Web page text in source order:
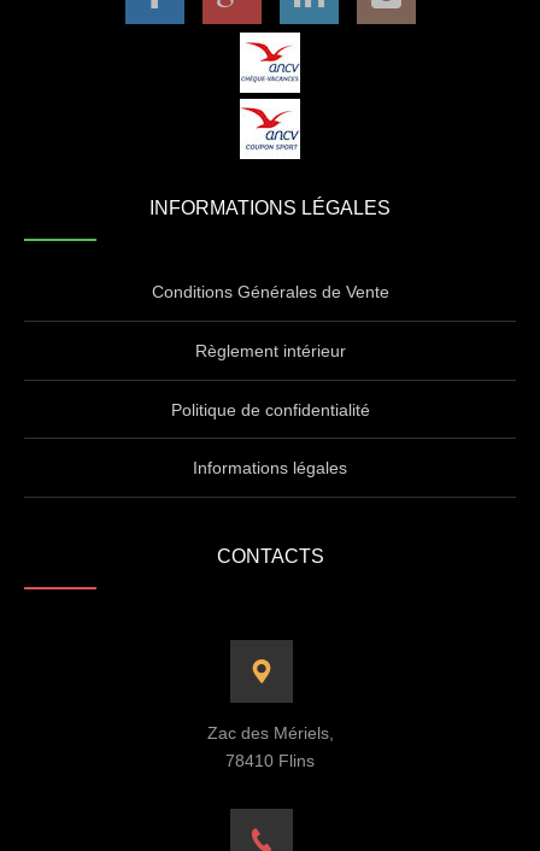
INFORMATIONS LÉGALES
Conditions Générales de Vente
Règlement intérieur
Politique de confidentialité
Informations légales
CONTACTS
Zac des Mériels,
78410 Flins